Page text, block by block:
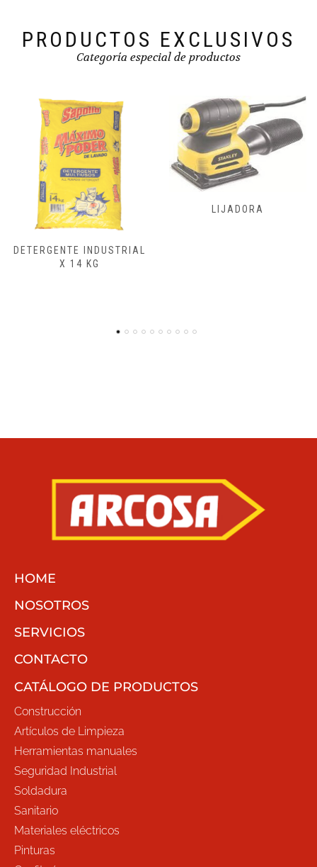
PRODUCTOS EXCLUSIVOS
Categoría especial de productos
LIJADORA
FRESADORAS,
HOME
NOSOTROS
SERVICIOS
CONTACTO
CATÁLOGO DE PRODUCTOS
Construcción
Artículos de Limpieza
Herramientas manuales
Seguridad Industrial
Soldadura
Sanitario
Materiales eléctricos
Pinturas